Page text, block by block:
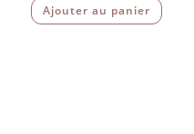
Ajouter au panier